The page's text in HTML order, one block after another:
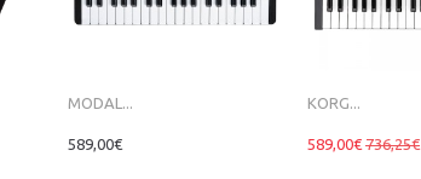
MODAL...
589,00€
KORG...
589,00€ 736,25€